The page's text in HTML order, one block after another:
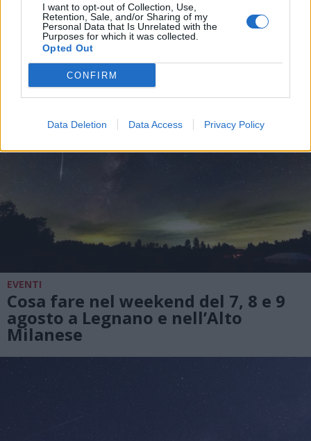
I want to opt-out of Collection, Use,
Retention, Sale, and/or Sharing of my
Personal Data that Is Unrelated with the
Purposes for which it was collected.
Opted Out
CONFIRM
Data Deletion Data Access Privacy Policy
l’esodo estivo. Previsti oltre 25
milioni di mezzi in viaggio
EVENTI
Cosa fare nel weekend del 7, 8 e 9
agosto a Legnano e nell’Alto
Milanese